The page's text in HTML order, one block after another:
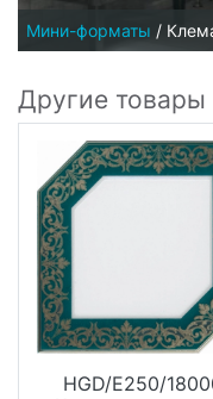
Мини-форматы /
Другие товары
HGD/E250/